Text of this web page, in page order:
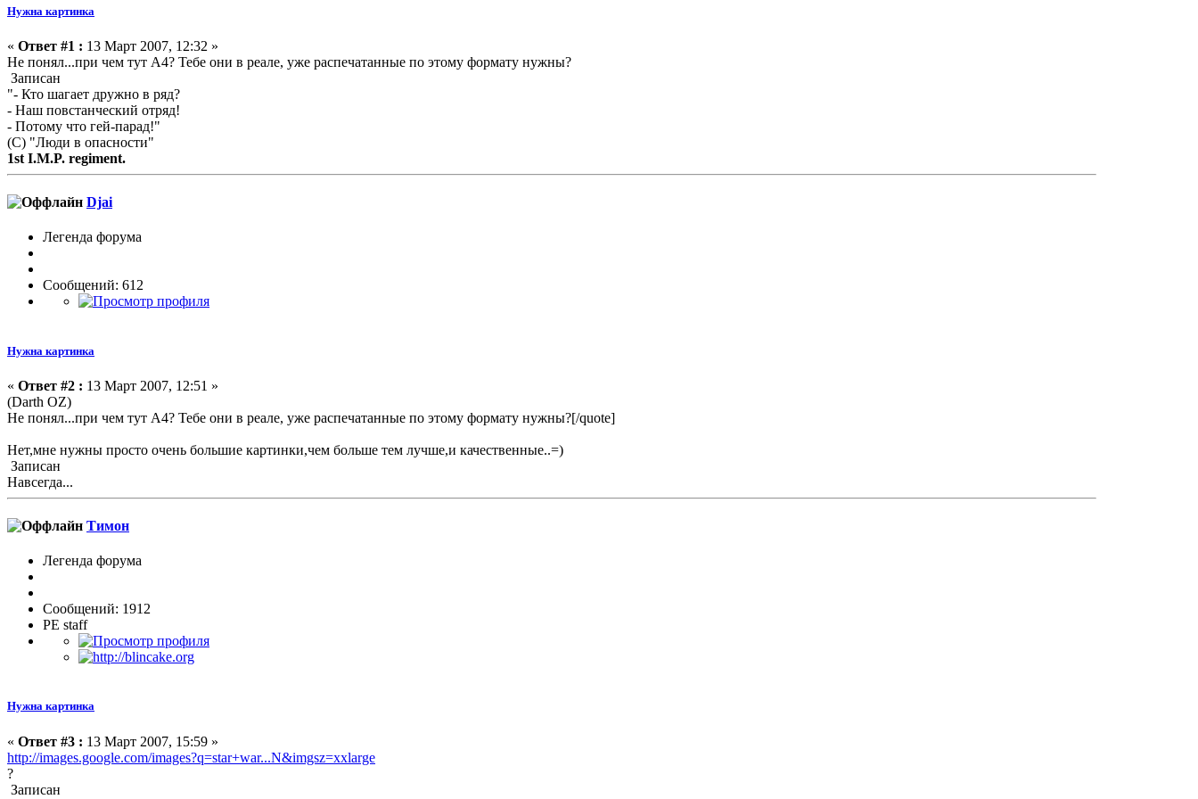
Нужна картинка
« Ответ #1 : 13 Март 2007, 12:32 »
Не понял...при чем тут А4? Тебе они в реале, уже распечатанные по этому формату нужны?
Записан
"- Кто шагает дружно в ряд?
- Наш повстанческий отряд!
- Потому что гей-парад!"
(С) "Люди в опасности"
1st I.M.P. regiment.
Djai
Легенда форума
Сообщений: 612
Нужна картинка
« Ответ #2 : 13 Март 2007, 12:51 »
(Darth OZ)
Не понял...при чем тут А4? Тебе они в реале, уже распечатанные по этому формату нужны?[/quote]
Нет,мне нужны просто очень большие картинки,чем больше тем лучше,и качественные..=)
Записан
Навсегда...
Тимон
Легенда форума
Сообщений: 1912
PE staff
Нужна картинка
« Ответ #3 : 13 Март 2007, 15:59 »
http://images.google.com/images?q=star+war...N&imgsz=xxlarge
?
Записан